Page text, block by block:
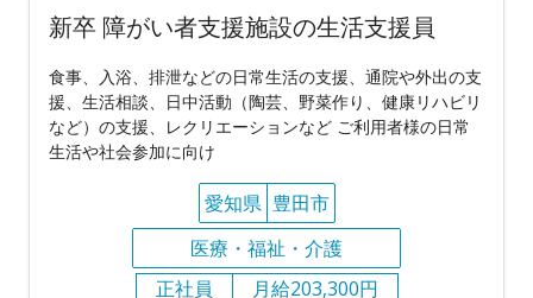
新卒 障がい者支援施設の生活支援員
食事、入浴、排泄などの日常生活の支援、通院や外出の支
援、生活相談、日中活動（陶芸、野菜作り、健康リハビリ
など）の支援、レクリエーションなど ご利用者様の日常
生活や社会参加に向け
愛知県 豊田市
医療・福祉・介護
正社員
月給203,300円